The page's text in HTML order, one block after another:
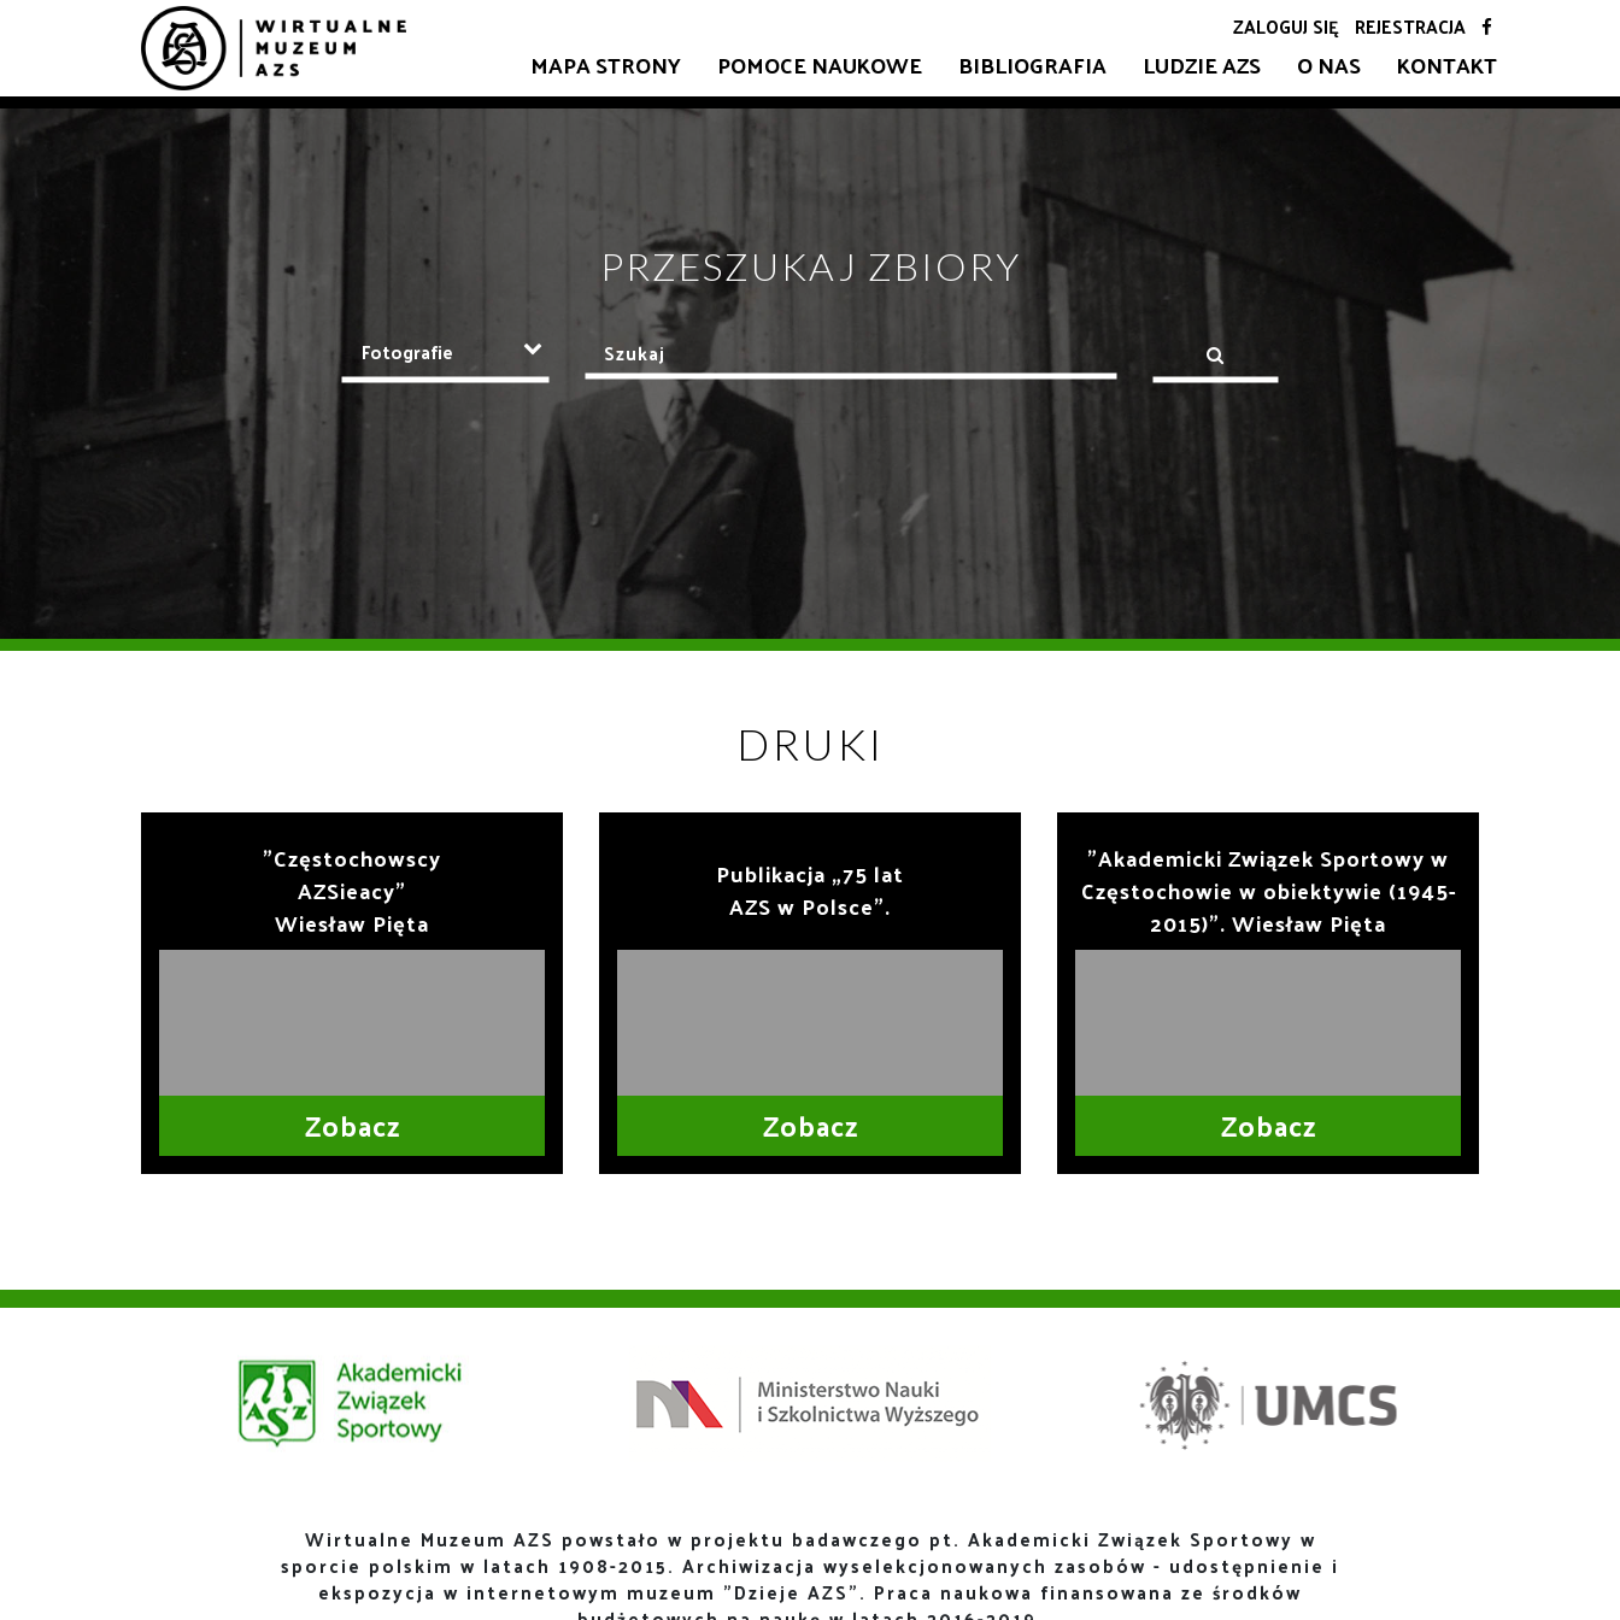
ZALOGUJ SIĘ REJESTRACJA
MAPA STRONY POMOCE NAUKOWE BIBLIOGRAFIA LUDZIE AZS O NAS KONTAKT
PRZESZUKAJ ZBIORY
DRUKI
"Częstochowscy
AZSieacy"
Wiesław Pięta
Zobacz
Publikacja „75 lat
AZS w Polsce”.
Zobacz
"Akademicki Związek Sportowy w
Częstochowie w obiektywie (1945-
2015)". Wiesław Pięta
Zobacz
Wirtualne Muzeum AZS powstało w projektu badawczego pt. Akademicki Związek Sportowy w
sporcie polskim w latach 1908-2015. Archiwizacja wyselekcjonowanych zasobów - udostępnienie i
ekspozycja w internetowym muzeum "Dzieje AZS". Praca naukowa finansowana ze środków